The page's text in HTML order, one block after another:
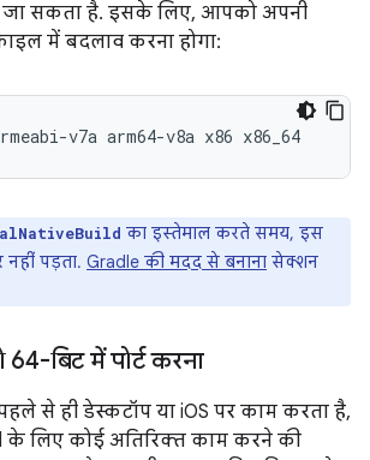
जा सकता है. इसके लिए, आपको अपनी
में बदलाव करना होगा:
का इस्तेमाल करते समय, इस
पड़ता. Gradle की मदद से बनाना सेक्शन
बिट में पोर्ट करना
से ही डेस्कटॉप या iOS पर काम करता है,
के लिए कोई अतिरिक्त काम करने की